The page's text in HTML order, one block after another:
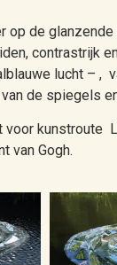
op de
contrastrijk
lucht – ,
de spiegels
voor kunstroute
van Gogh.